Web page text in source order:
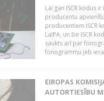
Lai gan ISCR kodus
producentu
producentiem ISCR
LaIPA, un šie ISCR
saukts arī par
fonogrammu jeb
EIROPAS
AUTORTIESĪBU